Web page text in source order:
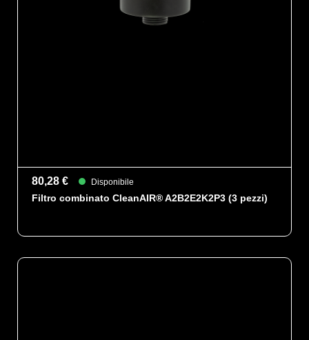
80,28 € Disponibile
Filtro combinato CleanAIR® A2B2E2K2P3 (3 pezzi)